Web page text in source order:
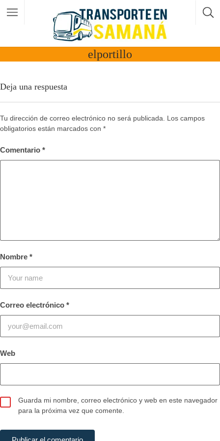
elportillo
Deja una respuesta
Tu dirección de correo electrónico no será publicada.
Los campos
obligatorios están marcados con *
Comentario *
Nombre *
Correo electrónico *
Web
Guarda mi nombre, correo electrónico y web en este navegador
para la próxima vez que comente.